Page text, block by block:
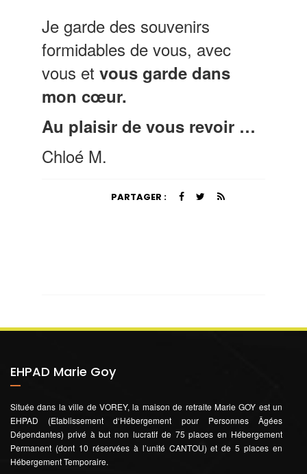
Je garde des souvenirs
formidables de vous, avec
vous etvous garde dans
mon cœur.
Au plaisir de vous revoir …
Chloé M.
PARTAGER :
EHPAD Marie Goy
Située dans la ville de VOREY, la maison de retraite Marie GOY est un
EHPAD (Etablissement d‘Hébergement pour Personnes Âgées
Dépendantes) privé à but non lucratif de 75 places en Hébergement
Permanent (dont 10 réservées à l’unité CANTOU) et de 5 places en
Hébergement Temporaire.